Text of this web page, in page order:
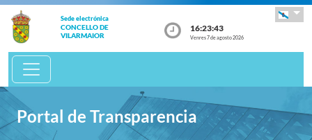
Sede electrónica
CONCELLO DE
VILARMAIOR
16:23:43
Venres 7 de agosto 2026
Portal de Transparencia